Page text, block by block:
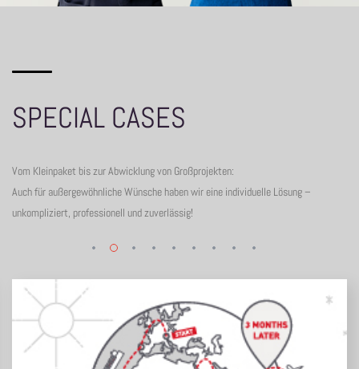
SPECIAL CASES
Vom Kleinpaket bis zur Abwicklung von Großprojekten:
Auch für außergewöhnliche Wünsche haben wir eine individuelle Lösung –
unkompliziert, professionell und zuverlässig!